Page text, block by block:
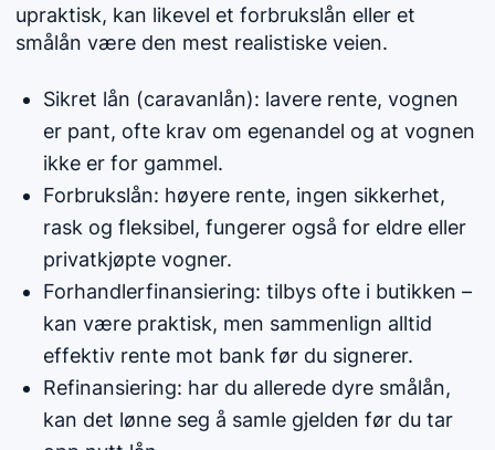
upraktisk, kan likevel et forbrukslån eller et
smålån være den mest realistiske veien.
Sikret lån (caravanlån): lavere rente, vognen
er pant, ofte krav om egenandel og at vognen
ikke er for gammel.
Forbrukslån: høyere rente, ingen sikkerhet,
rask og fleksibel, fungerer også for eldre eller
privatkjøpte vogner.
Forhandlerfinansiering: tilbys ofte i butikken –
kan være praktisk, men sammenlign alltid
effektiv rente mot bank før du signerer.
Refinansiering: har du allerede dyre smålån,
kan det lønne seg å samle gjelden før du tar